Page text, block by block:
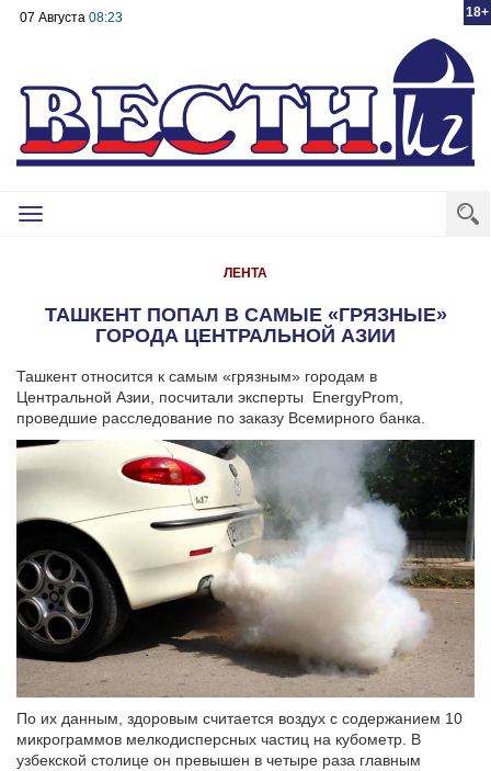
18+
07 Августа 08:23
Toggle
ЛЕНТА
ТАШКЕНТ ПОПАЛ В САМЫЕ «ГРЯЗНЫЕ»
ГОРОДА ЦЕНТРАЛЬНОЙ АЗИИ
Ташкент относится к самым «грязным» городам в
Центральной Азии, посчитали эксперты EnergyProm,
проведшие расследование по заказу Всемирного банка.
По их данным, здоровым считается воздух с содержанием 10
микрограммов мелкодисперсных частиц на кубометр. В
узбекской столице он превышен в четыре раза главным